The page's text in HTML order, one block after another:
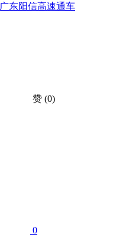
广东阳信高速通车
赞 (0)
0